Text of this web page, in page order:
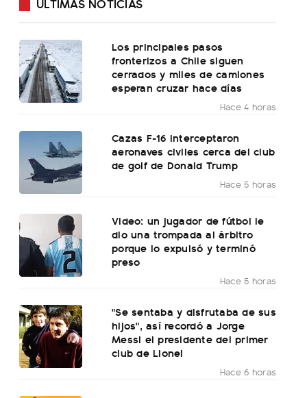
Los principales pasos
fronterizos a Chile siguen
cerrados y miles de camiones
esperan cruzar hace días
Hace 4 horas
Cazas F-16 interceptaron
aeronaves civiles cerca del club
de golf de Donald Trump
Hace 5 horas
Video: un jugador de fútbol le
dio una trompada al árbitro
porque lo expulsó y terminó
preso
Hace 5 horas
"Se sentaba y disfrutaba de sus
hijos", así recordó a Jorge
Messi el presidente del primer
club de Lionel
Hace 6 horas